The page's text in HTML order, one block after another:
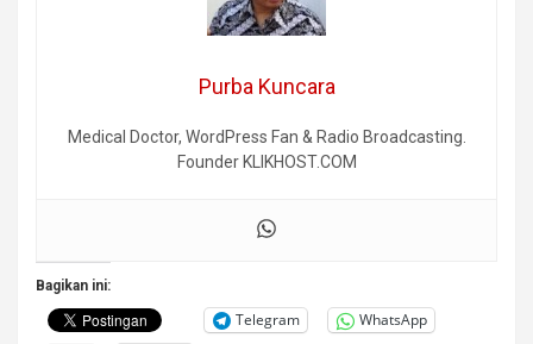
Purba Kuncara
Medical Doctor, WordPress Fan & Radio Broadcasting.
Founder KLIKHOST.COM
Bagikan ini:
Telegram
WhatsApp